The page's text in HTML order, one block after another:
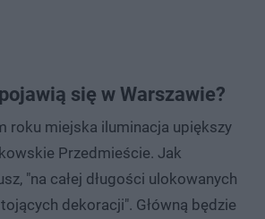
się w Warszawie?
roku miejska iluminacja upiększy
Przedmieście. Jak
"na całej długości ulokowanych
dekoracji". Główną będzie